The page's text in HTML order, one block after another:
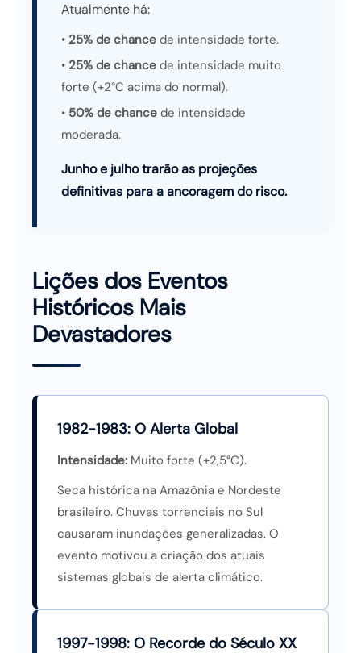
Atualmente há:
• 25% de chance de intensidade forte.
• 25% de chance de intensidade muito
forte (+2°C acima do normal).
• 50% de chance de intensidade
moderada.
Junho e julho trarão as projeções
definitivas para a ancoragem do risco.
Lições dos Eventos
Históricos Mais
Devastadores
1982-1983: O Alerta Global
Intensidade: Muito forte (+2,5°C).
Seca histórica na Amazônia e Nordeste
brasileiro. Chuvas torrenciais no Sul
causaram inundações generalizadas. O
evento motivou a criação dos atuais
sistemas globais de alerta climático.
1997-1998: O Recorde do Século XX